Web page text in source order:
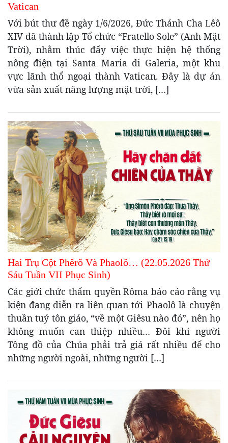
Vatican
Với bút thư đề ngày 1/6/2026, Đức Thánh Cha Lêô
XIV đã thành lập Tổ chức “Fratello Sole” (Anh Mặt
Trời), nhằm thúc đẩy việc thực hiện hệ thống
nông điện tại Santa Maria di Galeria, một khu
vực lãnh thổ ngoại thành Vatican. Đây là dự án
vừa sản xuất năng lượng mặt trời, […]
Hai Trụ Cột Phêrô Và Phaolô… (22.05.2026 Thứ
Sáu Tuần VII Phục Sinh)
Các giới chức thẩm quyền Rôma báo cáo rằng vụ
kiện đang diễn ra liên quan tới Phaolô là chuyện
thuần tuý tôn giáo, “về một Giêsu nào đó”, nên họ
không muốn can thiệp nhiều… Đôi khi người
Tông đồ của Chúa phải trả giá rất nhiều để cho
những người ngoài, những người […]